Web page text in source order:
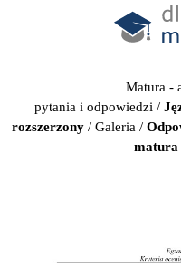
Matura -
pytania i odpowiedzi /
rozszerzony/ Galeria /
matura